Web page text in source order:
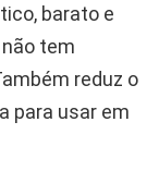
barato e
tem
reduz o
para usar em